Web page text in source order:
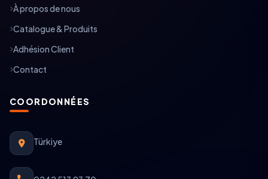
À propos de nous
Catalogue & Produits
Adhésion Client
Contact
COORDONNÉES
Türkiye